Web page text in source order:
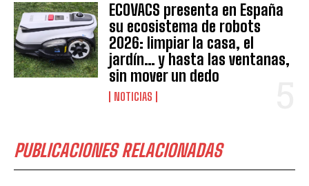
ECOVACS presenta en España
su ecosistema de robots
2026: limpiar la casa, el
jardín… y hasta las ventanas,
sin mover un dedo
NOTICIAS
PUBLICACIONES RELACIONADAS